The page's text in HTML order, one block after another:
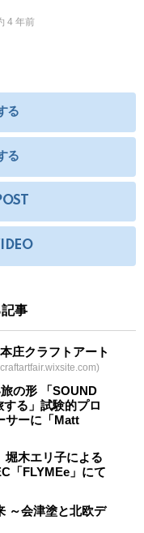
4 年前
る
る
事
庄クラフトアート
の形 「SOUND
る」試験的プロ
サーに「Matt
堀木エリ子による
「FLYMEe」にて
～会津塗と北欧デ